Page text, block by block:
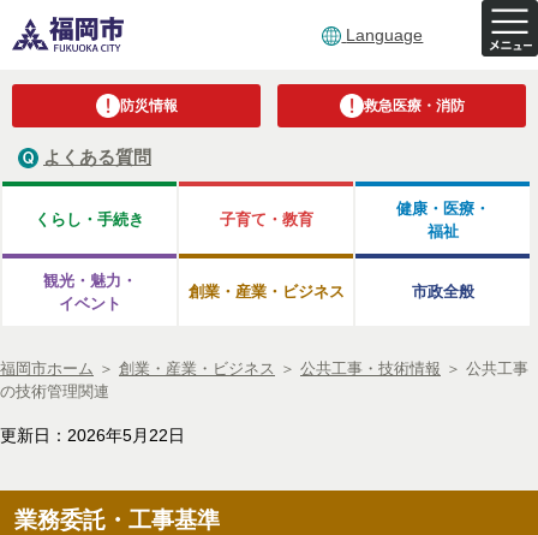
Language
防災情報 救急医療・消防
よくある質問
くらし・手続き 子育て・教育
健康・医療・
福祉
観光・魅力・
イベント
創業・産業・ビジネス 市政全般
福岡市ホーム ＞ 創業・産業・ビジネス ＞ 公共工事・技術情報 ＞ 公共工事
の技術管理関連
更新日：2026年5月22日
業務委託・工事基準